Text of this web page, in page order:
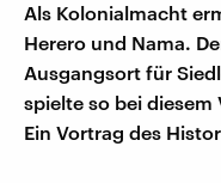
Als Kolonialmacht
Herero und Nama.
Ausgangsort für
spielte so bei
Ein Vortrag des